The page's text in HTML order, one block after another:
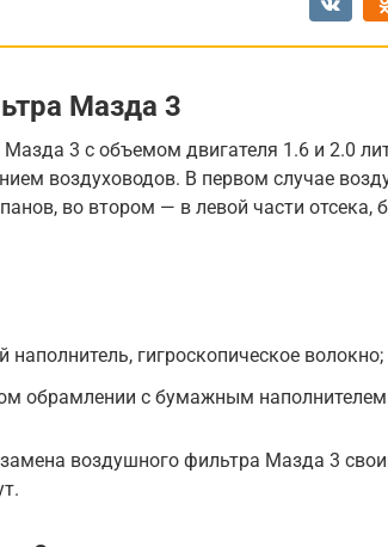
Мазда 3
3 с объемом двигателя 1.6 и 2.0
воздуховодов. В первом случае
во втором — в левой части отсека,
гигроскопическое волокно;
обрамлении с бумажным
воздушного фильтра Мазда 3